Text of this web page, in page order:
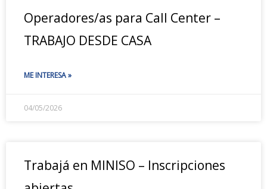
Operadores/as para Call Center –
TRABAJO DESDE CASA
ME INTERESA »
04/05/2026
Trabajá en MINISO – Inscripciones